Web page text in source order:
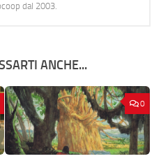
dal 2003.
ANCHE...
0